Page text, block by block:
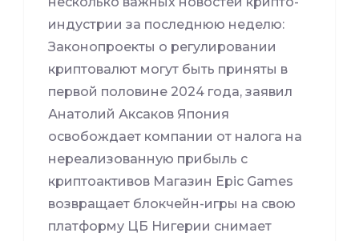
индустрии за последнюю неделю:
Законопроекты о регулировании
криптовалют могут быть приняты в
первой половине 2024 года, заявил
Анатолий Аксаков Япония
освобождает компании от налога на
нереализованную прибыль с
криптоактивов Магазин Epic Games
возвращает блокчейн-игры на свою
платформу ЦБ Нигерии снимает